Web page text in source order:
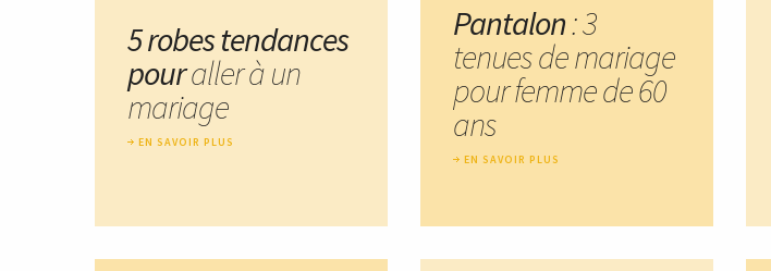
5 robes tendances
pouraller à un
mariage
EN SAVOIR PLUS
Pantalon: 3
tenues de mariage
pour femme de 60
ans
EN SAVOIR PLUS